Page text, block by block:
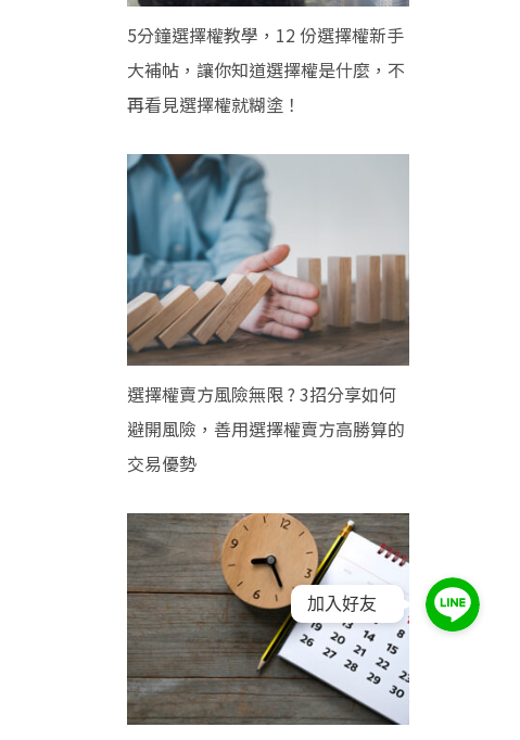
5分鐘選擇權教學，12 份選擇權新手
大補帖，讓你知道選擇權是什麼，不
再看見選擇權就糊塗！
選擇權賣方風險無限 ? 3招分享如何
避開風險，善用選擇權賣方高勝算的
交易優勢
加入好友